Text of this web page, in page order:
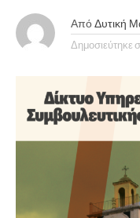
Από Δυτική
Δημοσιεύτηκε